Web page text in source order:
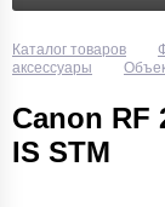
Каталог товаров
аксессуары
Canon RF
IS STM